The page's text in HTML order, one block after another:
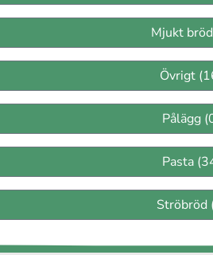
Mjukt
Övrigt
Pålägg
Pasta
Ströbröd